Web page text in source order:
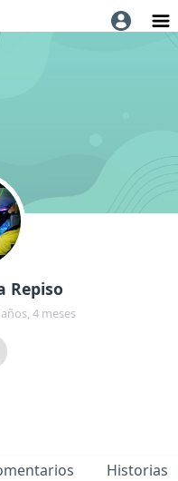
Repiso
4 meses
Historias